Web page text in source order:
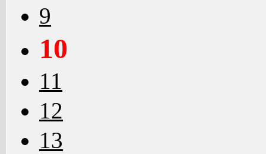
9
10
11
12
13